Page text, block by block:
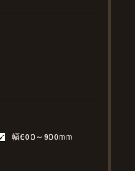
幅600～900mm